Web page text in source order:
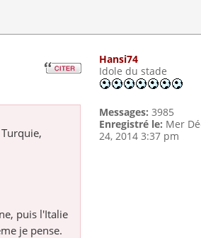
puis l'Italie
je pense.
Hansi74
Idole du stade
Messages: 3985
Enregistré le: Mer
24, 2014 3:37 pm